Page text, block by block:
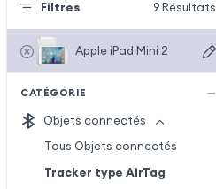
Filtres 9 Résultats
Apple iPad Mini 2
CATÉGORIE
Objets connectés
Tous Objets connectés
Tracker type AirTag